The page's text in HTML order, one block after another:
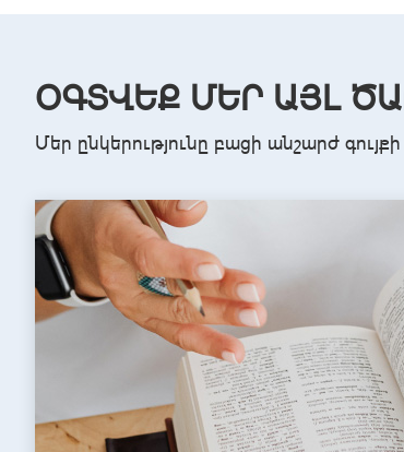
ՕԳՏՎԵՔ ՄԵՐ ԱՅԼ
Մեր ընկերությունը բացի անշարժ